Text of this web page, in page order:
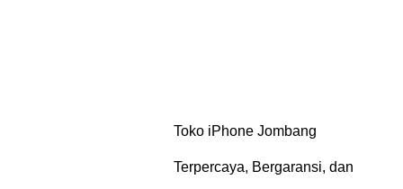
Toko iPhone Jombang
Terpercaya, Bergaransi, dan